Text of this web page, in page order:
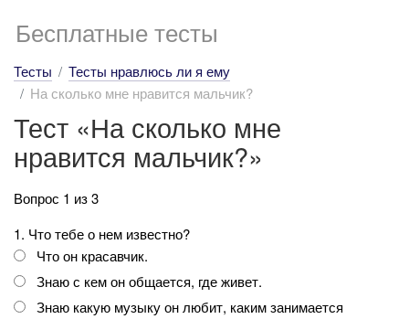
Бесплатные тесты
Тесты
Тесты нравлюсь ли я ему
На сколько мне нравится мальчик?
Тест «На сколько мне
нравится мальчик?»
Вопрос 1 из 3
1. Что тебе о нем известно?
Что он красавчик.
Знаю с кем он общается, где живет.
Знаю какую музыку он любит, каким занимается